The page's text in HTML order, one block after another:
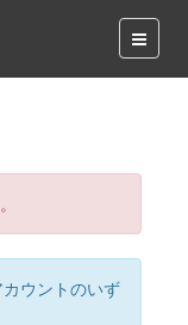
ウントのいず